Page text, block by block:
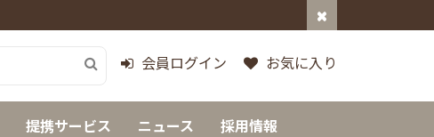
会員ログイン お気に入り
提携サービス ニュース 採用情報